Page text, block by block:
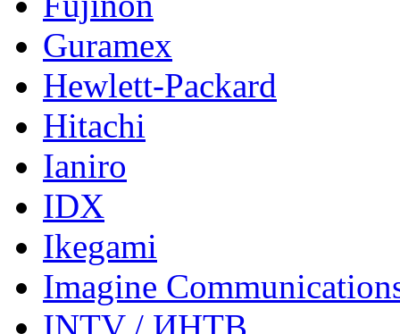
Guramex
Hewlett-Packard
Hitachi
Ianiro
IDX
Ikegami
Imagine